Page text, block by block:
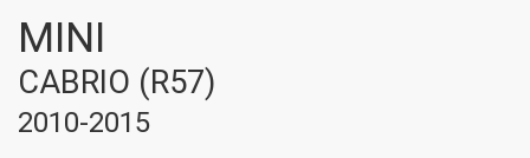
MINI
CABRIO (R57)
2010-2015